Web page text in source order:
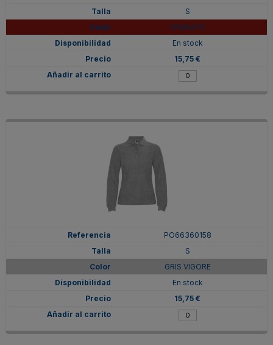
S
GRANATE
En stock
15,75 €
PO66360158
S
GRIS VIGORE
En stock
15,75 €